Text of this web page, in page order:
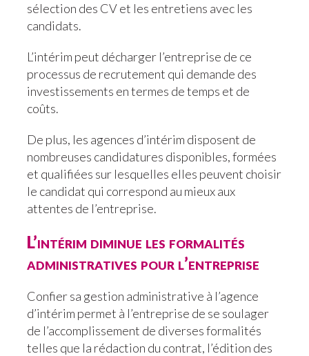
sélection des CV et les entretiens avec les
candidats.
L’intérim peut décharger l’entreprise de ce
processus de recrutement qui demande des
investissements en termes de temps et de
coûts.
De plus, les agences d’intérim disposent de
nombreuses candidatures disponibles, formées
et qualifiées sur lesquelles elles peuvent choisir
le candidat qui correspond au mieux aux
attentes de l’entreprise.
L’intérim diminue les formalités
administratives pour l’entreprise
Confier sa gestion administrative à l’agence
d’intérim permet à l’entreprise de se soulager
de l’accomplissement de diverses formalités
telles que la rédaction du contrat, l’édition des